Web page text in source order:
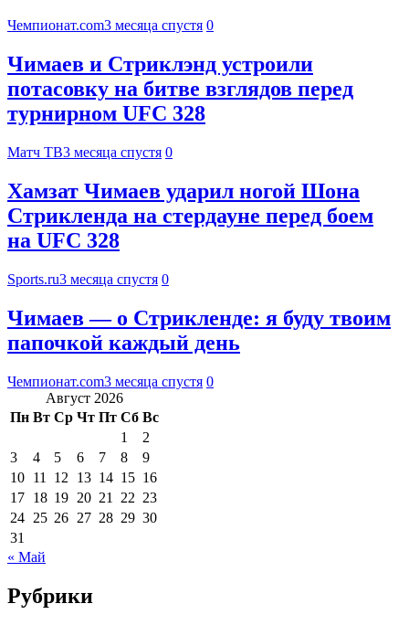
Чемпионат.com3 месяца спустя 0
Чимаев и Стриклэнд устроили
потасовку на битве взглядов перед
турнирном UFC 328
Матч ТВ3 месяца спустя 0
Хамзат Чимаев ударил ногой Шона
Стрикленда на стердауне перед боем
на UFC 328
Sports.ru3 месяца спустя 0
Чимаев — о Стрикленде: я буду твоим
папочкой каждый день
Чемпионат.com3 месяца спустя 0
Август 2026
Пн Вт Ср Чт Пт Сб Вс
1
2
3
4 5 6 7 8
9
10 11 12 13 14 15 16
17 18 19 20 21 22 23
24 25 26 27 28 29 30
31
« Май
Рубрики